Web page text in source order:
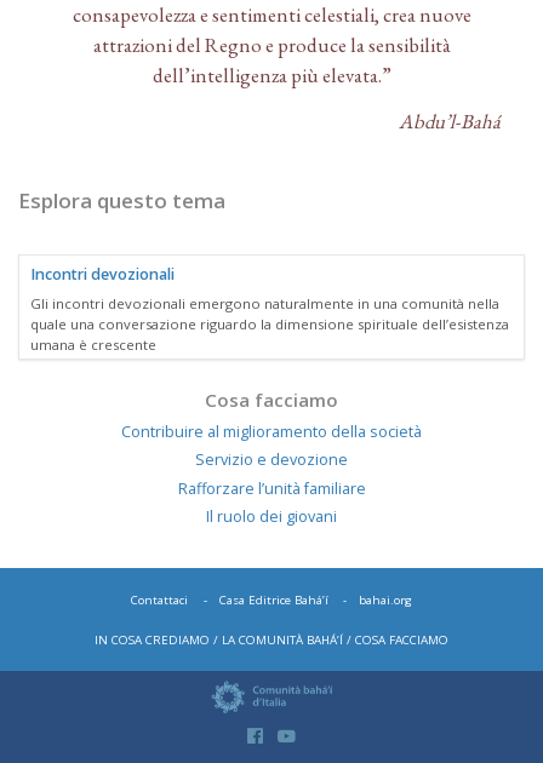
consapevolezza e sentimenti celestiali, crea nuove
attrazioni del Regno e produce la sensibilità
dell’intelligenza più elevata.”
Abdu’l-Bahá
Esplora questo tema
Incontri devozionali
Gli incontri devozionali emergono naturalmente in una comunità nella
quale una conversazione riguardo la dimensione spirituale dell’esistenza
umana è crescente
Cosa facciamo
Contribuire al miglioramento della società
Servizio e devozione
Rafforzare l’unità familiare
Il ruolo dei giovani
Contattaci Casa Editrice Bahá’í bahai.org
IN COSA CREDIAMO LA COMUNITÀ BAHÁ’Í COSA FACCIAMO